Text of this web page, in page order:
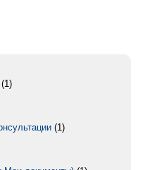
(1)
(1)